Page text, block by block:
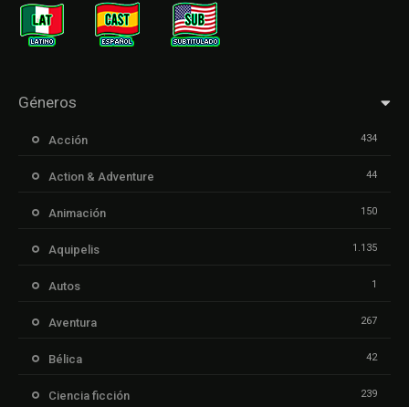
Géneros
Acción 434
Action & Adventure 44
Animación 150
Aquipelis 1.135
Autos 1
Aventura 267
Bélica 42
Ciencia ficción 239